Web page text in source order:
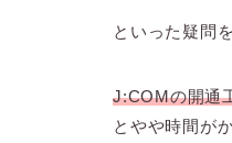
といった疑問
J:COMの開通
とやや時間が